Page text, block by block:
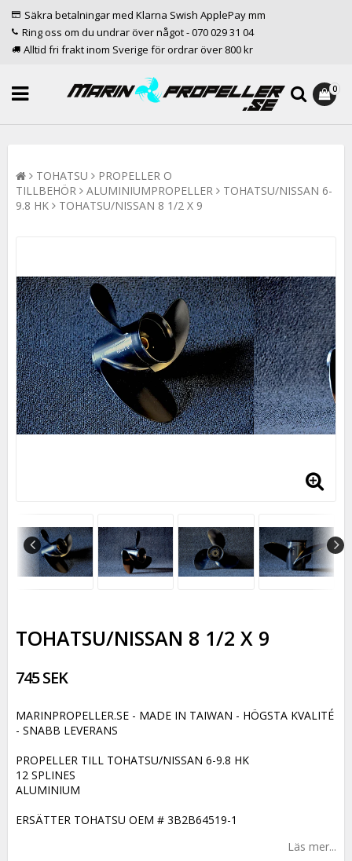
Säkra betalningar med Klarna Swish ApplePay mm
Ring oss om du undrar över något - 070 029 31 04
Alltid fri frakt inom Sverige för ordrar över 800 kr
0
TOHATSU
PROPELLER O
TILLBEHÖR
ALUMINIUMPROPELLER
TOHATSU/NISSAN 6-
9.8 HK
TOHATSU/NISSAN 8 1/2 X 9
TOHATSU/NISSAN 8 1/2 X 9
745 SEK
MARINPROPELLER.SE - MADE IN TAIWAN - HÖGSTA KVALITÉ
- SNABB LEVERANS
PROPELLER TILL TOHATSU/NISSAN 6-9.8 HK
12 SPLINES
ALUMINIUM
ERSÄTTER TOHATSU OEM # 3B2B64519-1
Läs mer...